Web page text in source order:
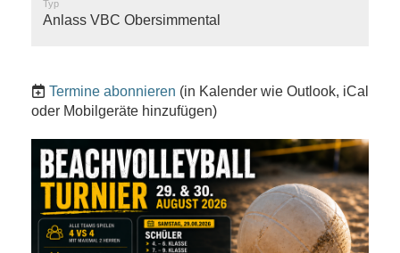
Typ
Anlass VBC Obersimmental
Termine abonnieren (in Kalender wie Outlook, iCal
oder Mobilgeräte hinzufügen)